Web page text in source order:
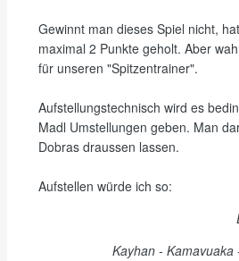
Gewinnt man dieses Spiel nicht,
maximal 2 Punkte geholt. Aber
für unseren "Spitzentrainer".
Aufstellungstechnisch wird es
Madl Umstellungen geben. Man
Dobras draussen lassen.
Aufstellen würde ich so:
Kayhan -